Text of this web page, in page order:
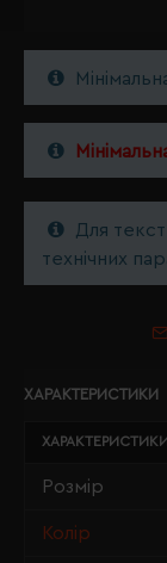
Для
технічних
ХАРАКТЕРИСТИКИ
ХАРАКТЕРИСТИКИ
Розмір
Колір